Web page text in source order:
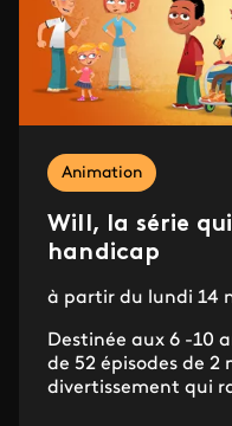
Animation
Will, la série
handicap
à partir du lundi 14
Destinée aux 6 -10
de 52 épisodes de 2
divertissement qui